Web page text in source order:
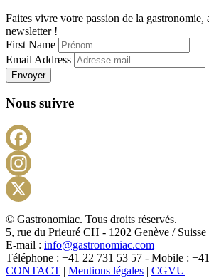
Faites vivre votre passion de la gastronomie,
newsletter !
First Name
Email Address
Envoyer
Nous suivre
X
© Gastronomiac. Tous droits réservés.
5, rue du Prieuré CH - 1202 Genève / Suisse
E-mail : info@gastronomiac.com
Téléphone : +41 22 731 53 57 - Mobile :
CONTACT | Mentions légales | CGVU